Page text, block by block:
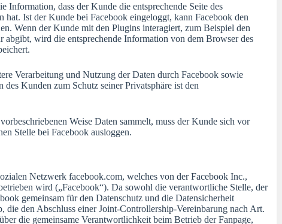
dass der Kunde die entsprechende Seite des
Ist der Kunde bei Facebook eingeloggt, kann Facebook den
Wenn der Kunde mit den Plugins interagiert, zum Beispiel den
wird die entsprechende Information von dem Browser des
Verarbeitung und Nutzung der Daten durch Facebook sowie
Kunden zum Schutz seiner Privatsphäre ist den
Weise Daten sammelt, muss der Kunde sich vor
Stelle bei Facebook ausloggen.
Netzwerk facebook.com, welches von der Facebook Inc.,
wird („Facebook“). Da sowohl die verantwortliche Stelle, der
gemeinsam für den Datenschutz und die Datensicherheit
den Abschluss einer Joint-Controllership-Vereinbarung nach Art.
die gemeinsame Verantwortlichkeit beim Betrieb der Fanpage,